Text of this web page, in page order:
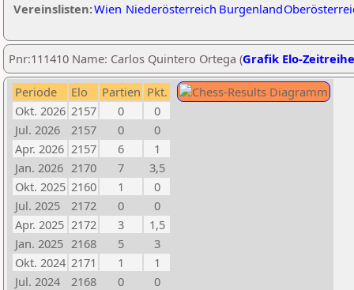
Vereinslisten:Wien Niederösterreich Burgenland
Pnr:111410 Name: Carlos Quintero Ortega (Grafik Elo-Zeitreihe
Periode Elo Partien Pkt.
Okt. 2026 2157 0
0
Jul. 2026
2157 0
0
Apr. 2026 2157 6
1
Jan. 2026 2170 7
3,5
Okt. 2025 2160 1
0
Jul. 2025
2172 0
0
Apr. 2025 2172 3
1,5
Jan. 2025 2168 5
3
Okt. 2024 2171 1
1
Jul. 2024
2168 0
0